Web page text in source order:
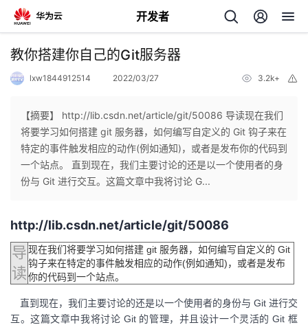
开发者
返
个
主
页
的
开
发
教你搭建你自己的Git服务器
lxw1844912514 2022/03/27 3.2k+
【摘要】 http://lib.csdn.net/article/git/50086 导读现在我们
将要学习如何搭建 git 服务器，如何编写自定义的 Git 钩子来在
特定的事件触发相应的动作(例如通知)，或者是发布你的代码到
一个站点。 直到现在，我们主要讨论的还是以一个使用者的身
份与 Git 进行交互。这篇文章中我将讨论 G...
http://lib.csdn.net/article/git/50086
导
读
现在我们将要学习如何搭建 git 服务器，如何编写自定义的 Git
钩子来在特定的事件触发相应的动作(例如通知)，或者是发布
你的代码到一个站点。
直到现在，我们主要讨论的还是以一个使用者的身份与 Git 进行交
互。这篇文章中我将讨论 Git 的管理，并且设计一个灵活的 Git 框